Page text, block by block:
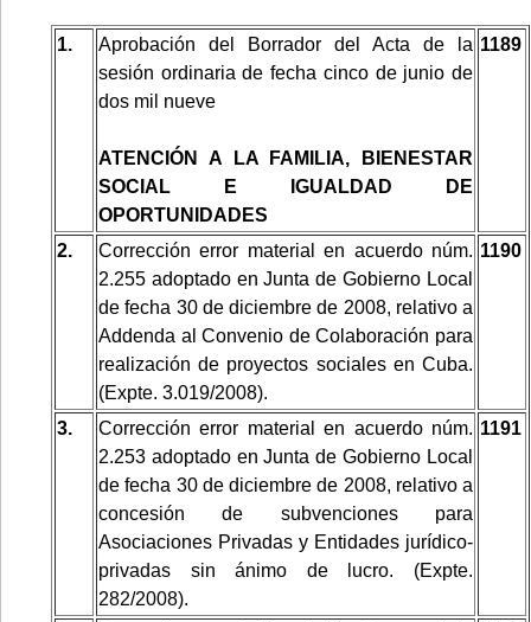
1.
Aprobación del Borrador del Acta de la
sesión ordinaria de fecha cinco de junio de
dos mil nueve
ATENCIÓN A LA FAMILIA, BIENESTAR
SOCIAL E IGUALDAD DE
OPORTUNIDADES
1189
2.
Corrección error material en acuerdo núm.
2.255 adoptado en Junta de Gobierno Local
de fecha 30 de diciembre de 2008, relativo a
Addenda al Convenio de Colaboración para
realización de proyectos sociales en Cuba.
(Expte. 3.019/2008).
1190
3.
Corrección error material en acuerdo núm.
2.253 adoptado en Junta de Gobierno Local
de fecha 30 de diciembre de 2008, relativo a
concesión de subvenciones para
Asociaciones Privadas y Entidades jurídico-
privadas sin ánimo de lucro. (Expte.
282/2008).
1191